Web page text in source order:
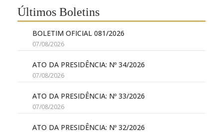
Últimos Boletins
BOLETIM OFICIAL 081/2026
07/08/2026
ATO DA PRESIDÊNCIA: Nº 34/2026
07/08/2026
ATO DA PRESIDÊNCIA: Nº 33/2026
07/08/2026
ATO DA PRESIDÊNCIA: Nº 32/2026